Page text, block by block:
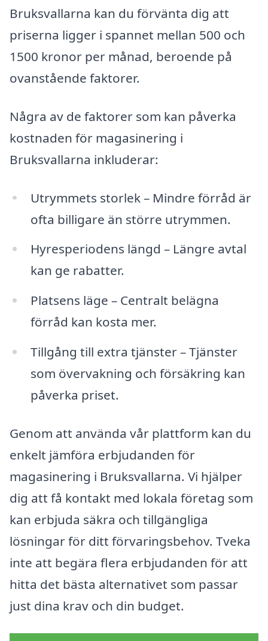
Bruksvallarna kan du förvänta dig att
priserna ligger i spannet mellan 500 och
1500 kronor per månad, beroende på
ovanstående faktorer.
Några av de faktorer som kan påverka
kostnaden för magasinering i
Bruksvallarna inkluderar:
Utrymmets storlek – Mindre förråd är
ofta billigare än större utrymmen.
Hyresperiodens längd – Längre avtal
kan ge rabatter.
Platsens läge – Centralt belägna
förråd kan kosta mer.
Tillgång till extra tjänster – Tjänster
som övervakning och försäkring kan
påverka priset.
Genom att använda vår plattform kan du
enkelt jämföra erbjudanden för
magasinering i Bruksvallarna. Vi hjälper
dig att få kontakt med lokala företag som
kan erbjuda säkra och tillgängliga
lösningar för ditt förvaringsbehov. Tveka
inte att begära flera erbjudanden för att
hitta det bästa alternativet som passar
just dina krav och din budget.